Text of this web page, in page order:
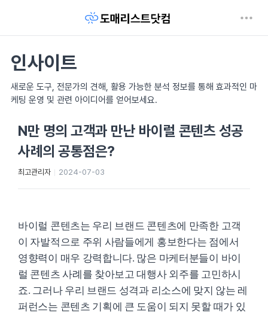
인사이트
새로운 도구, 전문가의 견해, 활용 가능한 분석 정보를 통해 효과적인 마
케팅 운영 및 관련 아이디어를 얻어보세요.
N만 명의 고객과 만난 바이럴 콘텐츠 성공
사례의 공통점은?
최고관리자 2024-07-03
바이럴 콘텐츠는 우리 브랜드 콘텐츠에 만족한 고객
이 자발적으로 주위 사람들에게 홍보한다는 점에서
영향력이 매우 강력합니다. 많은 마케터분들이 바이
럴 콘텐츠 사례를 찾아보고 대행사 외주를 고민하시
죠. 그러나 우리 브랜드 성격과 리소스에 맞지 않는 레
퍼런스는 콘텐츠 기획에 큰 도움이 되지 못할 때가 있